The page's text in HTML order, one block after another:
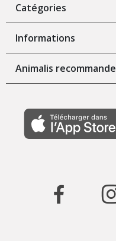
Catégories
Informations
Animalis recommande